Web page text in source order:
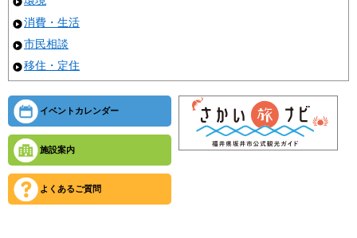
消費・生活
市民相談
移住・定住
イベントカレンダー
施設案内
よくあるご質問